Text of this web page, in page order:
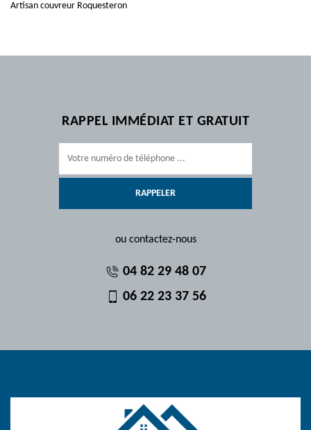
Artisan couvreur Roquesteron
RAPPEL IMMÉDIAT ET GRATUIT
ou contactez-nous
04 82 29 48 07
06 22 23 37 56